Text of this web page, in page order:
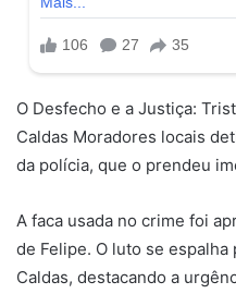
O Desfecho e a Justiça:
Caldas Moradores locais
da polícia, que o prendeu
A faca usada no crime foi
de Felipe. O luto se
Caldas, destacando a